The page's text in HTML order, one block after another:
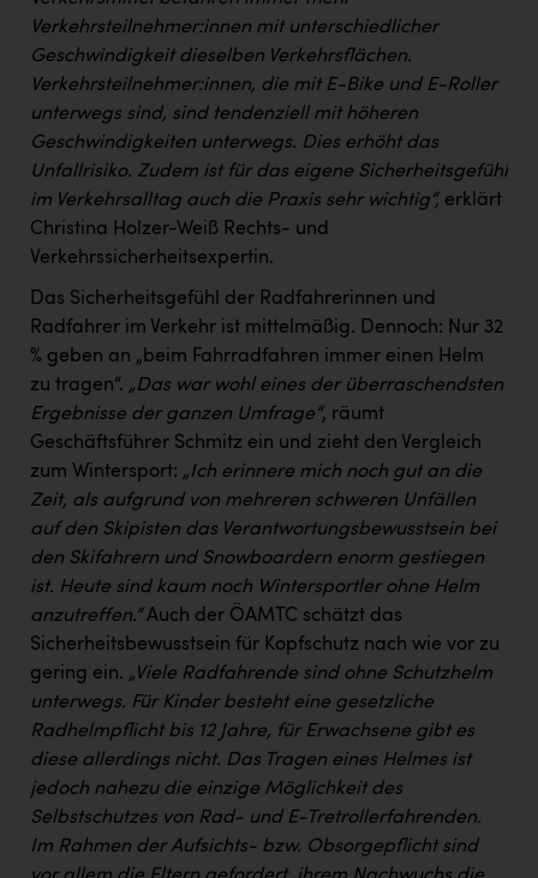
Verkehrsteilnehmer:innen mit unterschiedlicher
Geschwindigkeit dieselben Verkehrsflächen.
Verkehrsteilnehmer:innen, die mit E-Bike und E-Roller
unterwegs sind, sind tendenziell mit höheren
Geschwindigkeiten unterwegs. Dies erhöht das
Unfallrisiko. Zudem ist für das eigene Sicherheitsgefühl
im Verkehrsalltag auch die Praxis sehr wichtig“, erklärt
Christina Holzer-Weiß Rechts- und
Verkehrssicherheitsexpertin.
Das Sicherheitsgefühl der Radfahrerinnen und
Radfahrer im Verkehr ist mittelmäßig. Dennoch: Nur 32
% geben an „beim Fahrradfahren immer einen Helm
zu tragen“. „Das war wohl eines der überraschendsten
Ergebnisse der ganzen Umfrage“, räumt
Geschäftsführer Schmitz ein und zieht den Vergleich
zum Wintersport: „Ich erinnere mich noch gut an die
Zeit, als aufgrund von mehreren schweren Unfällen
auf den Skipisten das Verantwortungsbewusstsein bei
den Skifahrern und Snowboardern enorm gestiegen
ist. Heute sind kaum noch Wintersportler ohne Helm
anzutreffen.“Auch der ÖAMTC schätzt das
Sicherheitsbewusstsein für Kopfschutz nach wie vor zu
gering ein. „Viele Radfahrende sind ohne Schutzhelm
unterwegs. Für Kinder besteht eine gesetzliche
Radhelmpflicht bis 12 Jahre, für Erwachsene gibt es
diese allerdings nicht. Das Tragen eines Helmes ist
jedoch nahezu die einzige Möglichkeit des
Selbstschutzes von Rad- und E-Tretrollerfahrenden.
Im Rahmen der Aufsichts- bzw. Obsorgepflicht sind